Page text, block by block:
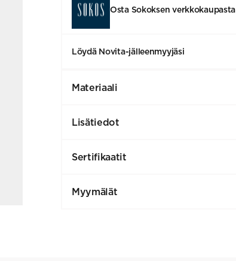
Osta Sokoksen verkkokaupasta
Löydä Novita-jälleenmyyjäsi
Materiaali
Lisätiedot
Sertifikaatit
Myymälät